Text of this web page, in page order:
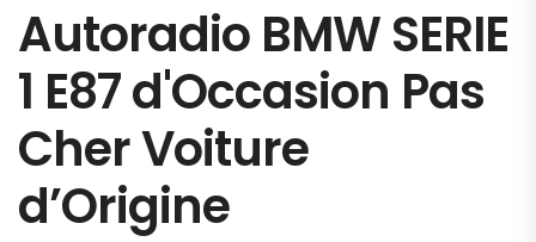
Autoradio BMW SERIE
1 E87 d'Occasion Pas
Cher Voiture
d’Origine